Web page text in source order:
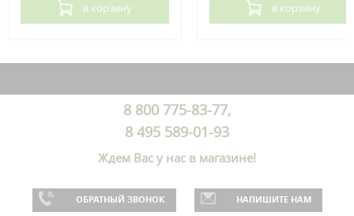
в корзину в корзину
8 800 775-83-77,
8 495 589-01-93
Ждем Вас у нас в магазине!
ОБРАТНЫЙ ЗВОНОК НАПИШИТЕ НАМ